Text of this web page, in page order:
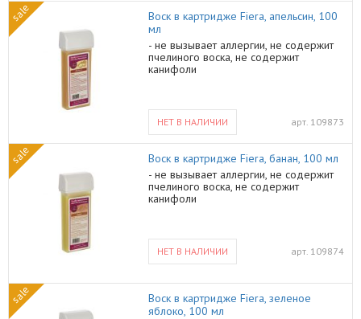
sale
Воск в картридже Fiera, апельсин, 100
мл
- не вызывает аллергии, не содержит
пчелиного воска, не содержит
канифоли
НЕТ В НАЛИЧИИ арт. 109873
sale
Воск в картридже Fiera, банан, 100 мл
- не вызывает аллергии, не содержит
пчелиного воска, не содержит
канифоли
НЕТ В НАЛИЧИИ арт. 109874
sale
Воск в картридже Fiera, зеленое
яблоко, 100 мл